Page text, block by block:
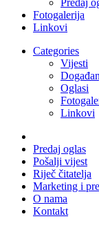
Fotogalerija
Linkovi
Categories
Vijesti
Oglasi
Linkovi
Predaj oglas
Pošalji vijest
Riječ čitatelja
Marketing i
O nama
Kontakt